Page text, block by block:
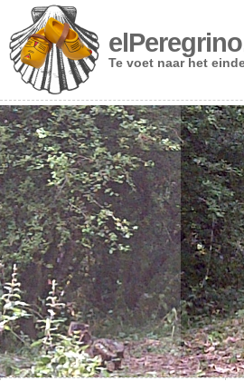
Te voet naar het